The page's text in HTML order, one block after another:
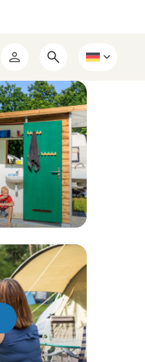
Mein
RCN
Suchformular
öffnen
Wählen
eine
Sprache